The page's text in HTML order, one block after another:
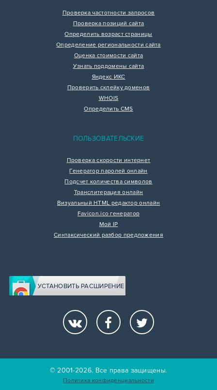
Проверка частотности запросов
Проверка позиций сайта
Определить возраст страницы
Определение региональности сайта
Оценка стоимости сайта
Узнать поддомены сайта
Яндекс ИКС
Проверить склейку доменов
WHOIS
Определить CMS
ПОЛЬЗОВАТЕЛЬСКИЕ
Проверка скорости интернет
Генератор паролей онлайн
Подсчет количества символов
Транслитерация онлайн
Визуальный HTML редактор онлайн
Favicon.ico генератор
Мой IP
Синтаксический разбор предложения
УСТАНОВИТЬ РАСШИРЕНИЕ
© 2001-2026. Все права защищены.
Политика конфиденциальности